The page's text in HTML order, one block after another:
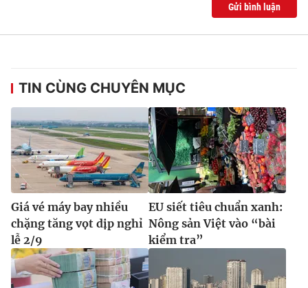
Gửi bình luận
TIN CÙNG CHUYÊN MỤC
Giá vé máy bay nhiều
chặng tăng vọt dịp nghỉ
lễ 2/9
EU siết tiêu chuẩn xanh:
Nông sản Việt vào “bài
kiểm tra”